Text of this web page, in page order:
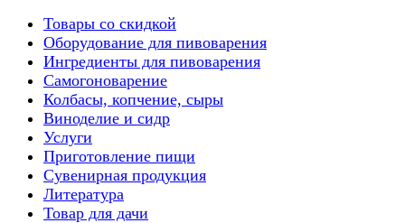
Товары со скидкой
Оборудование для пивоварения
Ингредиенты для пивоварения
Самогоноварение
Колбасы, копчение, сыры
Виноделие и сидр
Услуги
Приготовление пищи
Сувенирная продукция
Литература
Товар для дачи